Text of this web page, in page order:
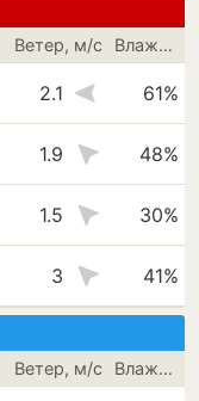
Ветер, м/с Влажность
2.1 61%
1.9 48%
1.5 30%
3 41%
Ветер, м/с Влажность